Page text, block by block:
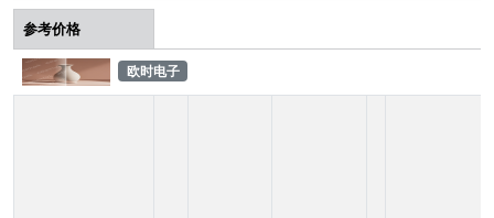
参考价格
欧时电子